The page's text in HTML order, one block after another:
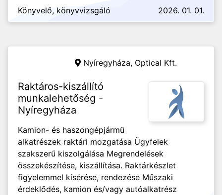
Könyvelő, könyvvizsgáló 2026. 01. 01.
Nyíregyháza, Optical Kft.
Raktáros-kiszállító
munkalehetőség -
Nyíregyháza
Kamion- és haszongépjármű
alkatrészek raktári mozgatása Ügyfelek
szakszerű kiszolgálása Megrendelések
összekészítése, kiszállítása. Raktárkészlet
figyelemmel kísérése, rendezése Műszaki
érdeklődés, kamion és/vagy autóalkatrész